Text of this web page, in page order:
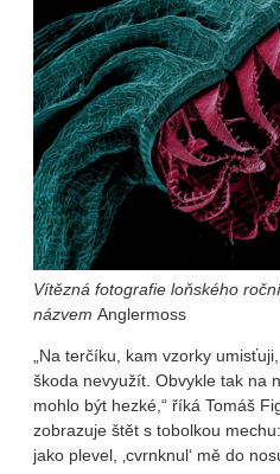
Vítězná fotografie loňského
názvem Anglermoss
„Na terčíku, kam vzorky
škoda nevyužít. Obvykle tak na
mohlo být hezké,“ říká Tomáš
zobrazuje štět s tobolkou
jako plevel, ‚cvrnknul‘ mě do